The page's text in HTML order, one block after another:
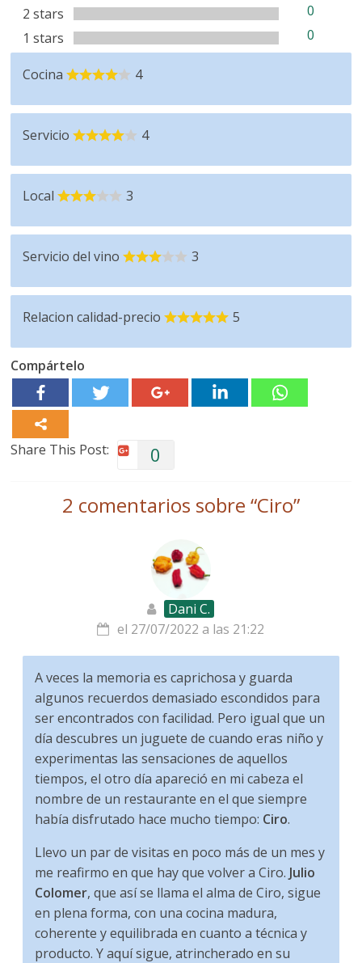
2 stars
0
1 stars
0
Cocina 4
Servicio 4
Local 3
Servicio del vino 3
Relacion calidad-precio 5
Compártelo
Share This Post: 0
2 comentarios sobre “Ciro”
Dani C.
el 27/07/2022 a las 21:22
A veces la memoria es caprichosa y guarda
algunos recuerdos demasiado escondidos para
ser encontrados con facilidad. Pero igual que un
día descubres un juguete de cuando eras niño y
experimentas las sensaciones de aquellos
tiempos, el otro día apareció en mi cabeza el
nombre de un restaurante en el que siempre
había disfrutado hace mucho tiempo: Ciro.
Llevo un par de visitas en poco más de un mes y
me reafirmo en que hay que volver a Ciro. Julio
Colomer, que así se llama el alma de Ciro, sigue
en plena forma, con una cocina madura,
coherente y equilibrada en cuanto a técnica y
producto. Y aquí sigue, atrincherado en su